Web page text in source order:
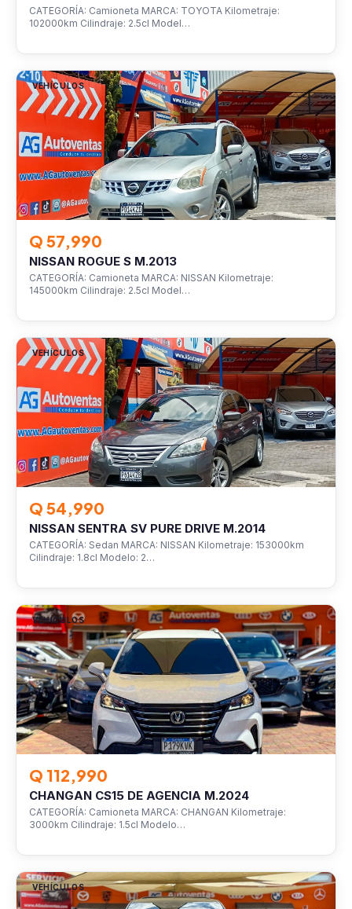
CATEGORÍA: Camioneta MARCA: TOYOTA Kilometraje:
102000km Cilindraje: 2.5cl Model…
VEHÍCULOS
Q 57,990
NISSAN ROGUE S M.2013
CATEGORÍA: Camioneta MARCA: NISSAN Kilometraje:
145000km Cilindraje: 2.5cl Model…
VEHÍCULOS
Q 54,990
NISSAN SENTRA SV PURE DRIVE M.2014
CATEGORÍA: Sedan MARCA: NISSAN Kilometraje: 153000km
Cilindraje: 1.8cl Modelo: 2…
VEHÍCULOS
Q 112,990
CHANGAN CS15 DE AGENCIA M.2024
CATEGORÍA: Camioneta MARCA: CHANGAN Kilometraje:
3000km Cilindraje: 1.5cl Modelo…
VEHÍCULOS